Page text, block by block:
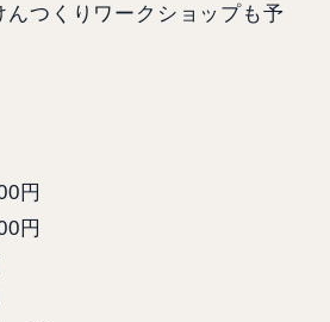
んつくりワークショップも予
円
円